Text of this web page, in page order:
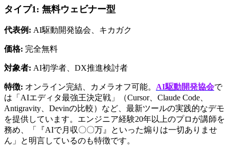
タイプ1: 無料ウェビナー型
代表例: AI駆動開発協会、キカガク
価格: 完全無料
対象者: AI初学者、DX推進検討者
特徴: オンライン完結、カメラオフ可能。 AI駆動開発協会で
は「AIエディタ最強王決定戦」（Cursor、Claude Code、
Antigravity、Devinの比較）など、最新ツールの実践的なデモ
を提供しています。エンジニア経験20年以上のプロが講師を
務め、「『AIで月収〇〇万』といった煽りは一切ありませ
ん」と明言しているのも特徴です。